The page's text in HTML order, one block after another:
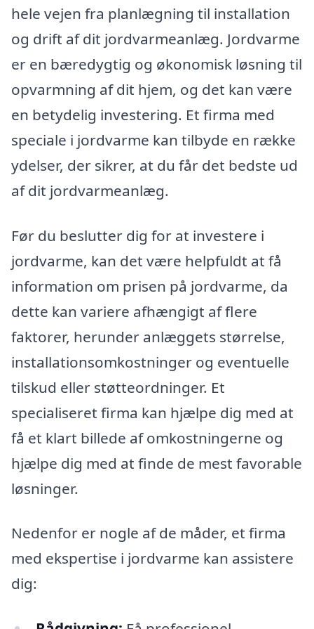
hele vejen fra planlægning til installation
og drift af dit jordvarmeanlæg. Jordvarme
er en bæredygtig og økonomisk løsning til
opvarmning af dit hjem, og det kan være
en betydelig investering. Et firma med
speciale i jordvarme kan tilbyde en række
ydelser, der sikrer, at du får det bedste ud
af dit jordvarmeanlæg.
Før du beslutter dig for at investere i
jordvarme, kan det være helpfuldt at få
information om prisen på jordvarme, da
dette kan variere afhængigt af flere
faktorer, herunder anlæggets størrelse,
installationsomkostninger og eventuelle
tilskud eller støtteordninger. Et
specialiseret firma kan hjælpe dig med at
få et klart billede af omkostningerne og
hjælpe dig med at finde de mest favorable
løsninger.
Nedenfor er nogle af de måder, et firma
med ekspertise i jordvarme kan assistere
dig: